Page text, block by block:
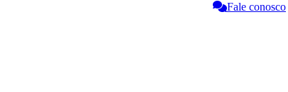
Fale conosco